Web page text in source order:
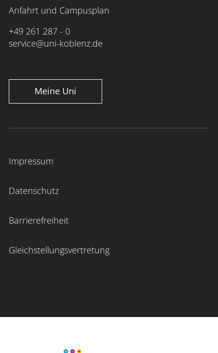
Anfahrt und Campusplan
+49 261 287 - 0
service@uni-koblenz.de
Meine Uni
Impressum
Datenschutz
Barrierefreiheit
Gleichstellungsvertretung